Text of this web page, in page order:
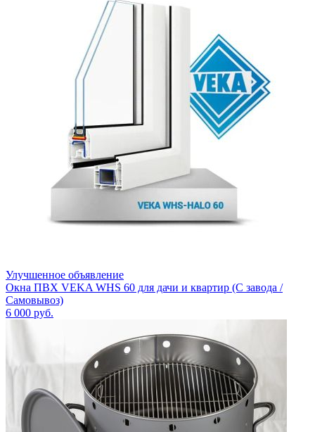
Улучшенное объявление
Окна ПВХ VEKA WHS 60 для дачи и квартир (С завода /
Самовывоз)
6 000 руб.